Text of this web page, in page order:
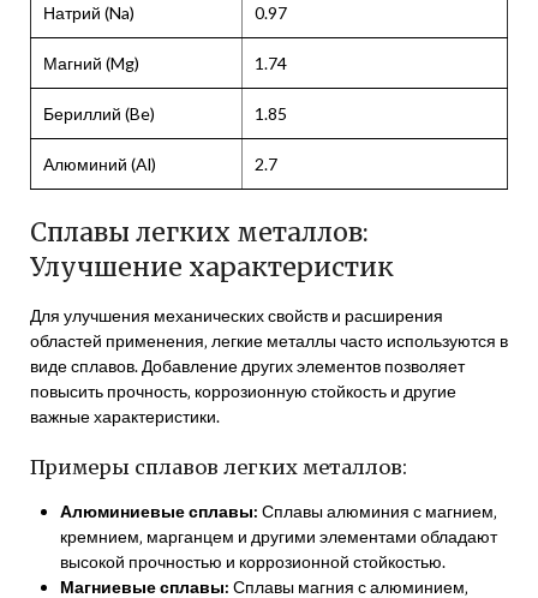
Натрий (Na) 0.97
Магний (Mg) 1.74
Бериллий (Be) 1.85
Алюминий (Al) 2.7
Сплавы легких металлов:
Улучшение характеристик
Для улучшения механических свойств и расширения
областей применения‚ легкие металлы часто используются в
виде сплавов. Добавление других элементов позволяет
повысить прочность‚ коррозионную стойкость и другие
важные характеристики.
Примеры сплавов легких металлов:
Алюминиевые сплавы: Сплавы алюминия с магнием‚
кремнием‚ марганцем и другими элементами обладают
высокой прочностью и коррозионной стойкостью.
Магниевые сплавы: Сплавы магния с алюминием‚